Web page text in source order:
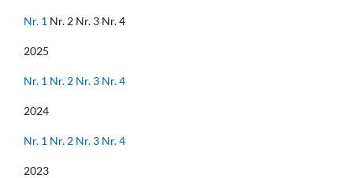
Nr. 1 Nr. 2 Nr. 3 Nr. 4
2025
Nr. 1 Nr. 2 Nr. 3 Nr. 4
2024
Nr. 1 Nr. 2 Nr. 3 Nr. 4
2023